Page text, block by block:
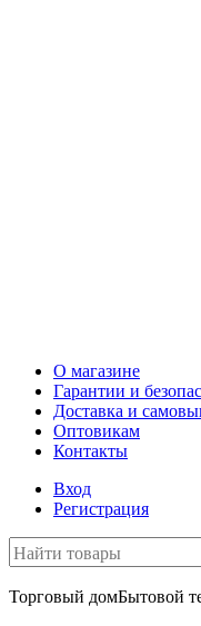
О магазине
Гарантии и
Доставка и
Оптовикам
Контакты
Вход
Регистрация
Торговый домБытовой